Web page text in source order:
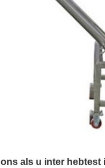
ons als u inter hebtest